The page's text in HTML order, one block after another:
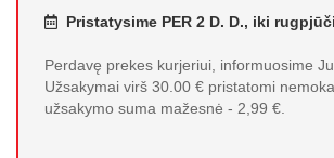
Pristatysime PER 2 D. D., iki
Perdavę prekes kurjeriui, informuosime
Užsakymai virš 30.00 € pristatomi
užsakymo suma mažesnė - 2,99 €.